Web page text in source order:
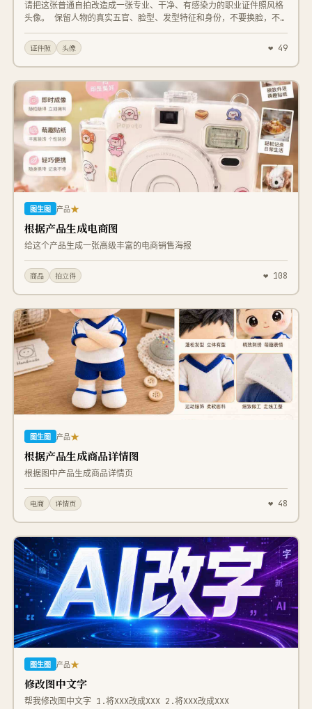
请把这张普通自拍改造成一张专业、干净、有感染力的职业证件照风格
头像。 保留人物的真实五官、脸型、发型特征和身份，不要换脸，不
要改变成另一个人。 让人物正面看镜头，表情自然，笑容有感染力，
亲切、自信、干净。 服装改成正式一点的深色西装外套、白衬衫，可
以搭配领带或简洁配饰。 背景改成纯白或浅灰色，光线均匀，画面清
晰。
证件照 头像 ❤ 49
图生图 产品★
根据产品生成电商图
给这个产品生成一张高级丰富的电商销售海报
商品 拍立得 ❤ 108
图生图 产品★
根据产品生成商品详情图
根据图中产品生成商品详情页
电商 详情页 ❤ 48
图生图 产品★
修改图中文字
帮我修改图中文字 1.将XXX改成XXX 2.将XXX改成XXX